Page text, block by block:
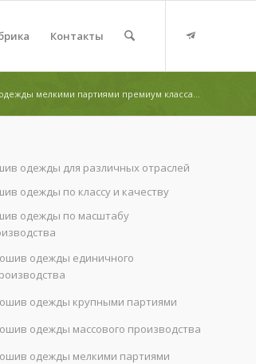
Контакты
мелкими партиями премиум класса...
одежды для различных отраслей
одежды по классу и качеству
одежды по масштабу
одежды единичного
одежды крупными партиями
одежды массового производства
одежды мелкими партиями